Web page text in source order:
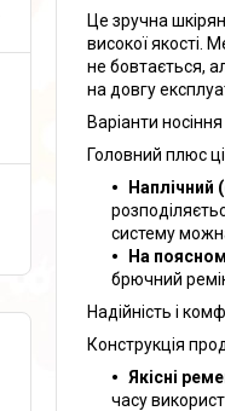
Це зручна
високої якості.
не бовтається,
на довгу
Варіанти носіння
Головний плюс
Наплічний
систему
На
брючний
Надійність і
Конструкція
Якісні
часу